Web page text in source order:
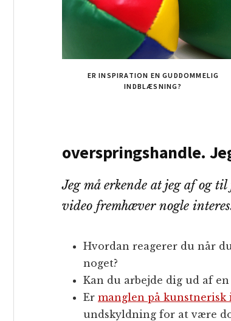
ER INSPIRATION EN GUDDOMMELIG
INDBLÆSNING?
overspringshandle.
Jeg må erkende at jeg af og
video fremhæver nogle
Hvordan reagerer du når
noget?
Kan du arbejde dig ud af en
Er manglen på
undskyldning for at være